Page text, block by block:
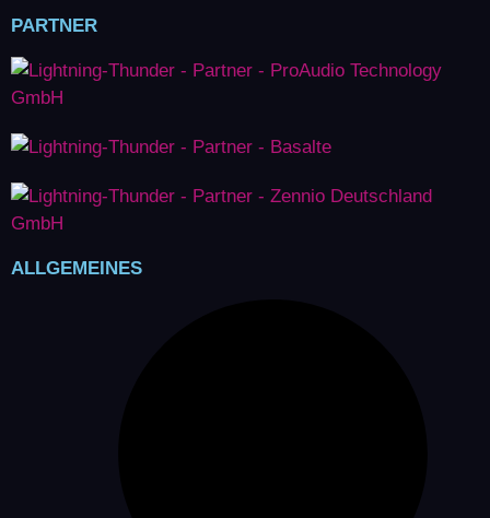
PARTNER
ALLGEMEINES